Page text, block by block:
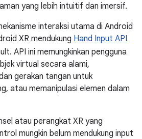
yang lebih intuitif dan imersif.
interaksi utama di Android
XR mendukung Hand Input API
API ini memungkinkan pengguna
virtual secara alami,
gerakan tangan untuk
atau memanipulasi elemen dalam
atau perangkat XR yang
mungkin belum mendukung input